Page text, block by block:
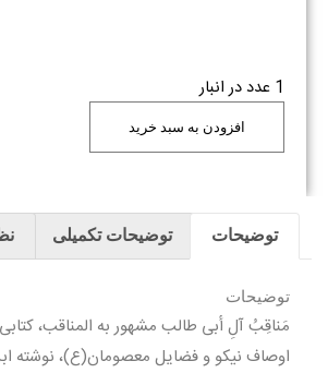
1 عدد در انبار
افزودن به سبد خرید
توضیحات توضیحات تکمیلی
توضیحات
مَناقِبُ آلِ أبی طالب مشهور به المناقب، کتابی
اوصاف نیکو و فضایل معصومان(ع)، نوشته